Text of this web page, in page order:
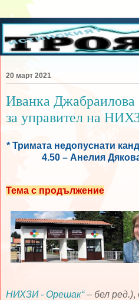
20 март 2021
Иванка Джабраилова
за управител на
* Тримата недопуснати
4.50 – Анелия
Тема с продължение
НИХЗИ - Орешак“– бел ред.),